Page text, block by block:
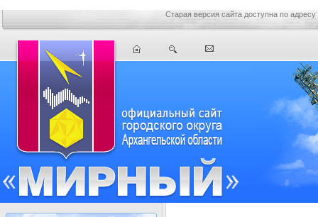
Старая версия сайта доступна по адресу